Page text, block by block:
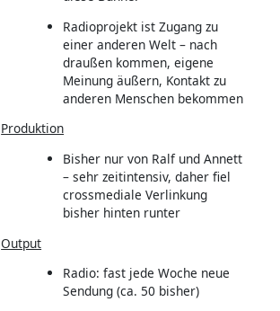
Radioprojekt ist Zugang zu
einer anderen Welt – nach
draußen kommen, eigene
Meinung äußern, Kontakt zu
anderen Menschen bekommen
Produktion
Bisher nur von Ralf und Annett
– sehr zeitintensiv, daher fiel
crossmediale Verlinkung
bisher hinten runter
Output
Radio: fast jede Woche neue
Sendung (ca. 50 bisher)